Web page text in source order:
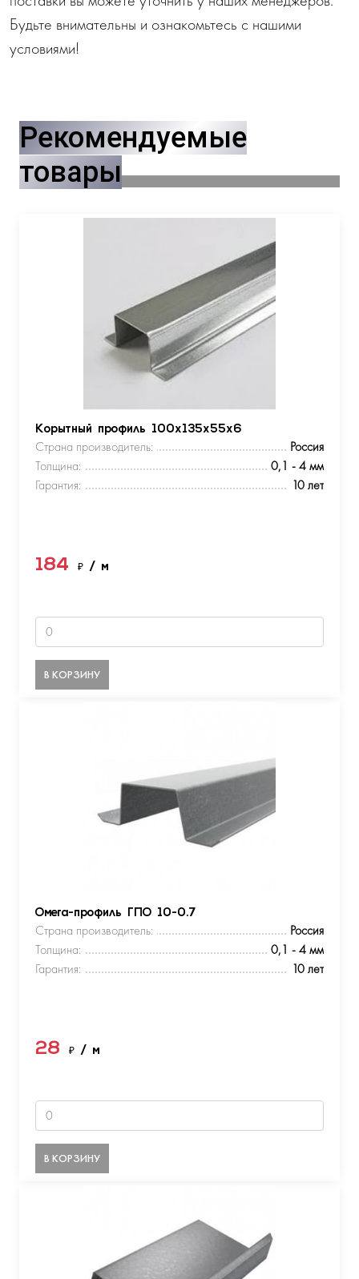
Будьте внимательны и ознакомьтесь с нашими
условиями!
Рекомендуемые
товары
Корытный профиль 100х135х55х6
Страна производитель:
Россия
Толщина:
0,1 - 4 мм
Гарантия:
10 лет
184 ₽ / м
В КОРЗИНУ
Омега-профиль ГПО 10-0.7
Страна производитель:
Россия
Толщина:
0,1 - 4 мм
Гарантия:
10 лет
28 ₽ / м
В КОРЗИНУ